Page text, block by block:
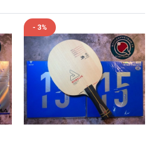
- 3%